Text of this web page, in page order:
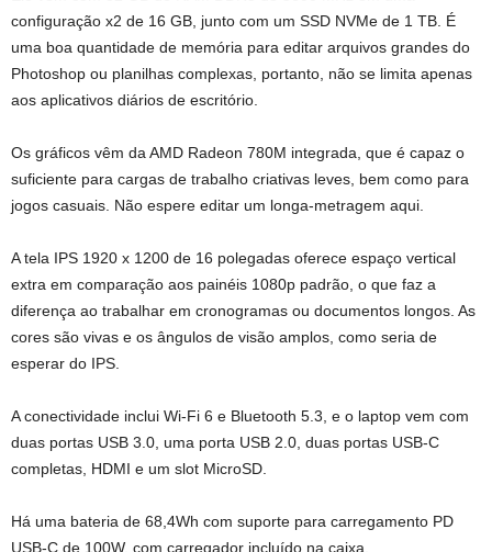
configuração x2 de 16 GB, junto com um SSD NVMe de 1 TB. É
uma boa quantidade de memória para editar arquivos grandes do
Photoshop ou planilhas complexas, portanto, não se limita apenas
aos aplicativos diários de escritório.
Os gráficos vêm da AMD Radeon 780M integrada, que é capaz o
suficiente para cargas de trabalho criativas leves, bem como para
jogos casuais. Não espere editar um longa-metragem aqui.
A tela IPS 1920 x 1200 de 16 polegadas oferece espaço vertical
extra em comparação aos painéis 1080p padrão, o que faz a
diferença ao trabalhar em cronogramas ou documentos longos. As
cores são vivas e os ângulos de visão amplos, como seria de
esperar do IPS.
A conectividade inclui Wi-Fi 6 e Bluetooth 5.3, e o laptop vem com
duas portas USB 3.0, uma porta USB 2.0, duas portas USB-C
completas, HDMI e um slot MicroSD.
Há uma bateria de 68,4Wh com suporte para carregamento PD
USB-C de 100W, com carregador incluído na caixa.